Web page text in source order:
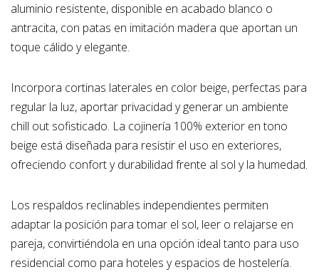
aluminio resistente, disponible en acabado blanco o
antracita, con patas en imitación madera que aportan un
toque cálido y elegante.
Incorpora cortinas laterales en color beige, perfectas para
regular la luz, aportar privacidad y generar un ambiente
chill out sofisticado. La cojinería 100% exterior en tono
beige está diseñada para resistir el uso en exteriores,
ofreciendo confort y durabilidad frente al sol y la humedad.
Los respaldos reclinables independientes permiten
adaptar la posición para tomar el sol, leer o relajarse en
pareja, convirtiéndola en una opción ideal tanto para uso
residencial como para hoteles y espacios de hostelería.